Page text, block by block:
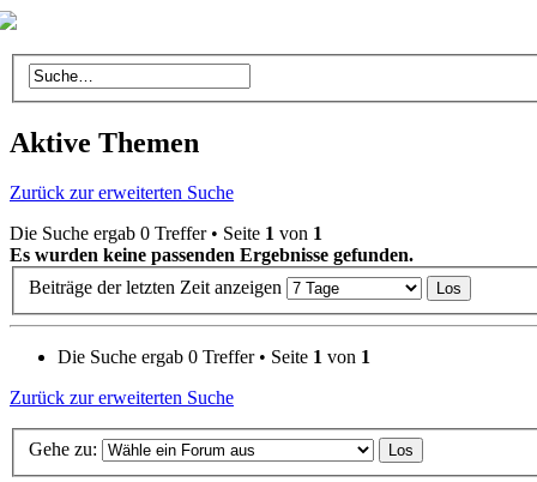
Aktive Themen
Zurück zur erweiterten Suche
Die Suche ergab 0 Treffer • Seite 1 von 1
Es wurden keine passenden Ergebnisse gefunden.
Beiträge der letzten Zeit anzeigen
Die Suche ergab 0 Treffer • Seite 1 von 1
Zurück zur erweiterten Suche
Gehe zu: